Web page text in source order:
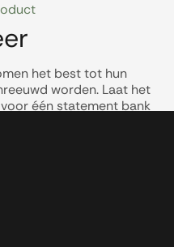
het best tot hun
worden. Laat het
één statement bank